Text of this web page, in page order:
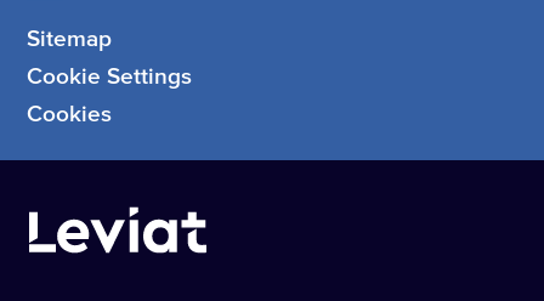
Sitemap
Cookie Settings
Cookies